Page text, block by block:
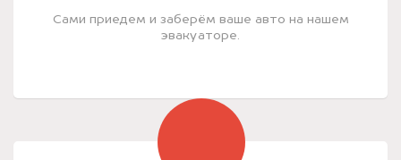
Сами приедем и заберём ваше авто на нашем
эвакуаторе.